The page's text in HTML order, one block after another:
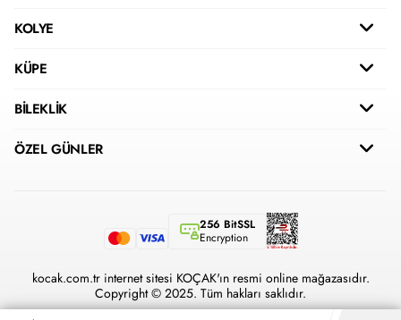
KOLYE
KÜPE
BİLEKLİK
ÖZEL GÜNLER
256 BitSSL
Encryption
kocak.com.tr internet sitesi KOÇAK'ın resmi online mağazasıdır.
Copyright © 2025. Tüm hakları saklıdır.